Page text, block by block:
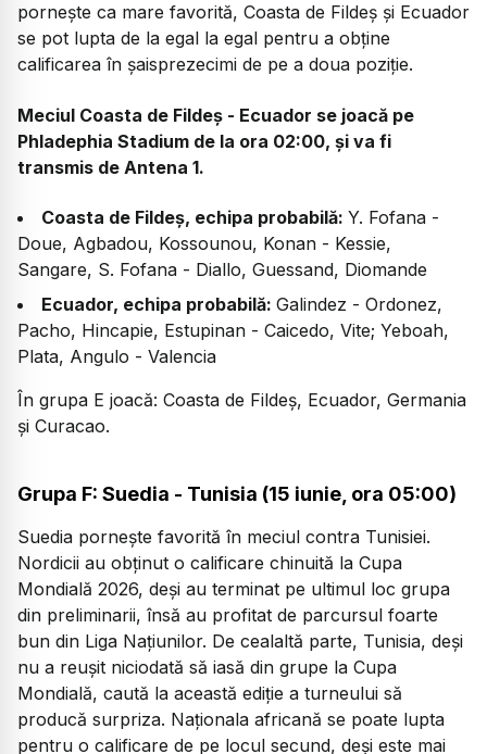
pornește ca mare favorită, Coasta de Fildeș și Ecuador
se pot lupta de la egal la egal pentru a obține
calificarea în șaisprezecimi de pe a doua poziție.
Meciul Coasta de Fildeș - Ecuador se joacă pe
Phladephia Stadium de la ora 02:00, și va fi
transmis de Antena 1.
Coasta de Fildeș, echipa probabilă: Y. Fofana -
Doue, Agbadou, Kossounou, Konan - Kessie,
Sangare, S. Fofana - Diallo, Guessand, Diomande
Ecuador, echipa probabilă: Galindez - Ordonez,
Pacho, Hincapie, Estupinan - Caicedo, Vite; Yeboah,
Plata, Angulo - Valencia
În grupa E joacă: Coasta de Fildeș, Ecuador, Germania
și Curacao.
Grupa F: Suedia - Tunisia (15 iunie, ora 05:00)
Suedia pornește favorită în meciul contra Tunisiei.
Nordicii au obținut o calificare chinuită la Cupa
Mondială 2026, deși au terminat pe ultimul loc grupa
din preliminarii, însă au profitat de parcursul foarte
bun din Liga Națiunilor. De cealaltă parte, Tunisia, deși
nu a reușit niciodată să iasă din grupe la Cupa
Mondială, caută la această ediție a turneului să
producă surpriza. Naționala africană se poate lupta
pentru o calificare de pe locul secund, deși este mai